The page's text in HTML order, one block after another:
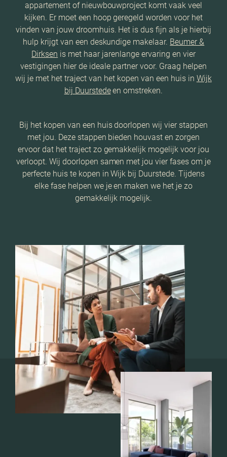
appartement of nieuwbouwproject komt vaak veel
kijken. Er moet een hoop geregeld worden voor het
vinden van jouw droomhuis. Het is dus fijn als je hierbij
hulp krijgt van een deskundige makelaar. Beumer &
Dirksen is met haar jarenlange ervaring en vier
vestigingen hier de ideale partner voor. Graag helpen
wij je met het traject van het kopen van een huis in Wijk
bij Duurstedeen omstreken.
Bij het kopen van een huis doorlopen wij vier stappen
met jou. Deze stappen bieden houvast en zorgen
ervoor dat het traject zo gemakkelijk mogelijk voor jou
verloopt. Wij doorlopen samen met jou vier fases om je
perfecte huis te kopen in Wijk bij Duurstede. Tijdens
elke fase helpen we je en maken we het je zo
gemakkelijk mogelijk.